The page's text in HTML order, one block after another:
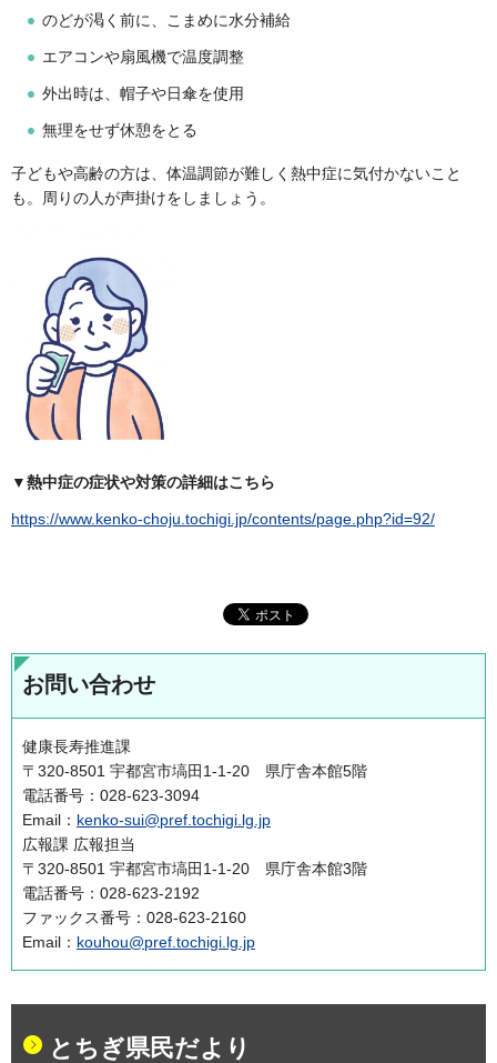
のどが渇く前に、こまめに水分補給
エアコンや扇風機で温度調整
外出時は、帽子や日傘を使用
無理をせず休憩をとる
子どもや高齢の方は、体温調節が難しく熱中症に気付かないこと
も。周りの人が声掛けをしましょう。
▼熱中症の症状や対策の詳細はこちら
https://www.kenko-choju.tochigi.jp/contents/page.php?id=92/
お問い合わせ
健康長寿推進課
〒320-8501 宇都宮市塙田1-1-20 県庁舎本館5階
電話番号：028-623-3094
Email： kenko-sui@pref.tochigi.lg.jp
広報課 広報担当
〒320-8501 宇都宮市塙田1-1-20 県庁舎本館3階
電話番号：028-623-2192
ファックス番号：028-623-2160
Email： kouhou@pref.tochigi.lg.jp
とちぎ県民だより